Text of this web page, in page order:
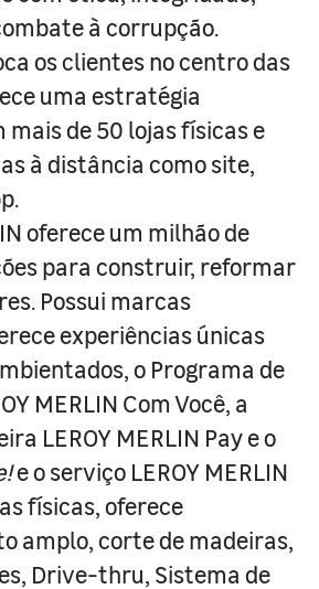
à corrupção.
os clientes no centro das
uma estratégia
de 50 lojas físicas e
à distância como site,
oferece um milhão de
para construir, reformar
Possui marcas
experiências únicas
o Programa de
MERLIN Com Você, a
LEROY MERLIN Pay e o
e o serviço LEROY MERLIN
físicas, oferece
amplo, corte de madeiras,
Drive-thru, Sistema de